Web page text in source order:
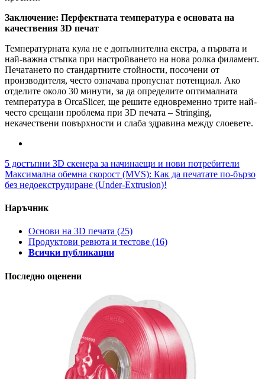
Заключение: Перфектната температура е основата на
качествения 3D печат
Температурната кула не е допълнителна екстра, а първата и
най-важна стъпка при настройването на нова ролка филамент.
Печатането по стандартните стойности, посочени от
производителя, често означава пропуснат потенциал. Ако
отделите около 30 минути, за да определите оптималната
температура в OrcaSlicer, ще решите едновременно трите най-
често срещани проблема при 3D печата – Stringing,
некачествени повърхности и слаба здравина между слоевете.
5 достъпни 3D скенера за начинаещи и нови потребители
Максимална обемна скорост (MVS): Как да печатате по-бързо
без недоекструдиране (Under-Extrusion)!
Наръчник
Основи на 3D печата (25)
Продуктови ревюта и тестове (16)
Всички публикации
Последно оценени